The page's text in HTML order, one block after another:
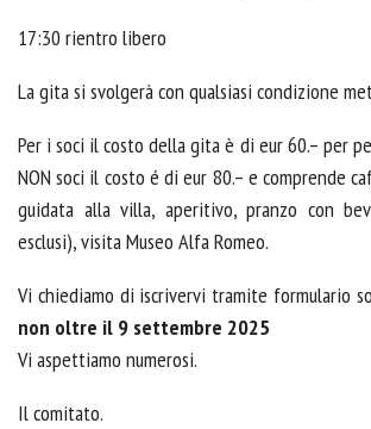
17:30 rientro libero
La gita si svolgerà con qualsiasi condizione
Per i soci il costo della gita è di eur 60.– per
NON soci il costo é di eur 80.– e comprende
guidata alla villa, aperitivo, pranzo con
esclusi), visita Museo Alfa Romeo.
Vi chiediamo di iscrivervi tramite formulario
non oltre il 9 settembre 2025
Vi aspettiamo numerosi.
Il comitato.